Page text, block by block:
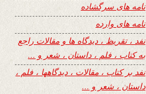
نامه های سرگشاده
نامه های وارده
نفد ، تقریظ ، دیدگاه ها و مقالات راجع
به کتاب ، فلم ، داستان ، شعر و …
نفد بر کتاب ، مقالات ، دیدگاهها ، فلم ،
داستان ، شعر و …